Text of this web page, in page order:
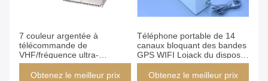
7 couleur argentée à
télécommande de
VHF/fréquence ultra-
haute/GSM de brouilleur de
signal des bandes 16W GPS
Obtenez le meilleur prix
Téléphone portable de 14
canaux bloquant des bandes
GPS WIFI Lojack du dispositif
14 construit dans l'antenne
Obtenez le meilleur prix